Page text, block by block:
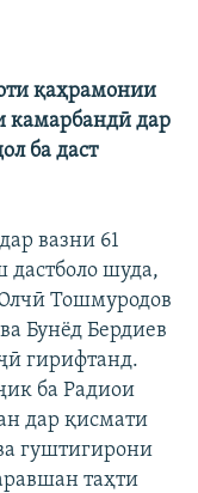
қаҳрамонии
камарбандӣ дар
ба даст
вазни 61
шуда,
Тошмуродов
Бунёд Бердиев
гирифтанд.
ба Радиои
дар қисмати
гуштигирони
таҳти